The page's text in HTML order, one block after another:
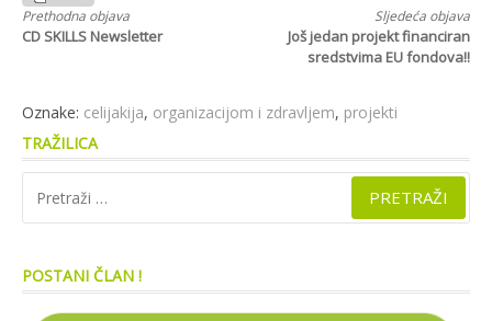
Nastavi
čitanjem
Prethodna objava
CD SKILLS Newsletter
Sljedeća objava
Još jedan projekt financiran
sredstvima EU fondova!!
Oznake: celijakija, organizacijom i zdravljem, projekti
TRAŽILICA
POSTANI ČLAN !